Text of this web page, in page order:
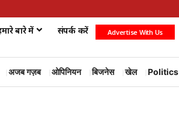
बारे में संपर्क करें Advertise With Us
अजब गज़ब ओपिनियन बिजनेस खेल Politics